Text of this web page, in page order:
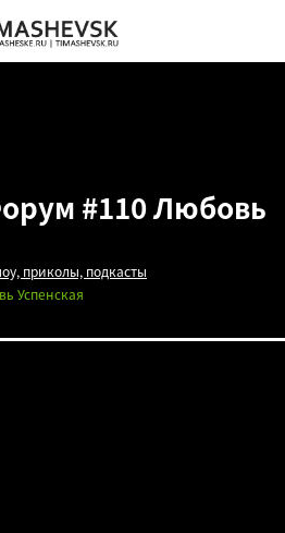
#110 Любовь
приколы, подкасты
Успенская